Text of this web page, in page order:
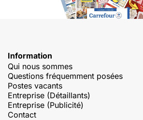
Information
Qui nous sommes
Questions fréquemment posées
Postes vacants
Entreprise (Détaillants)
Entreprise (Publicité)
Contact